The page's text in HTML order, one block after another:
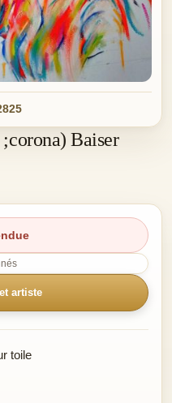
Baiser
artiste
toile